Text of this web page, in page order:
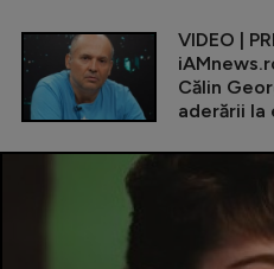
VIDEO |
Călin
aderării la